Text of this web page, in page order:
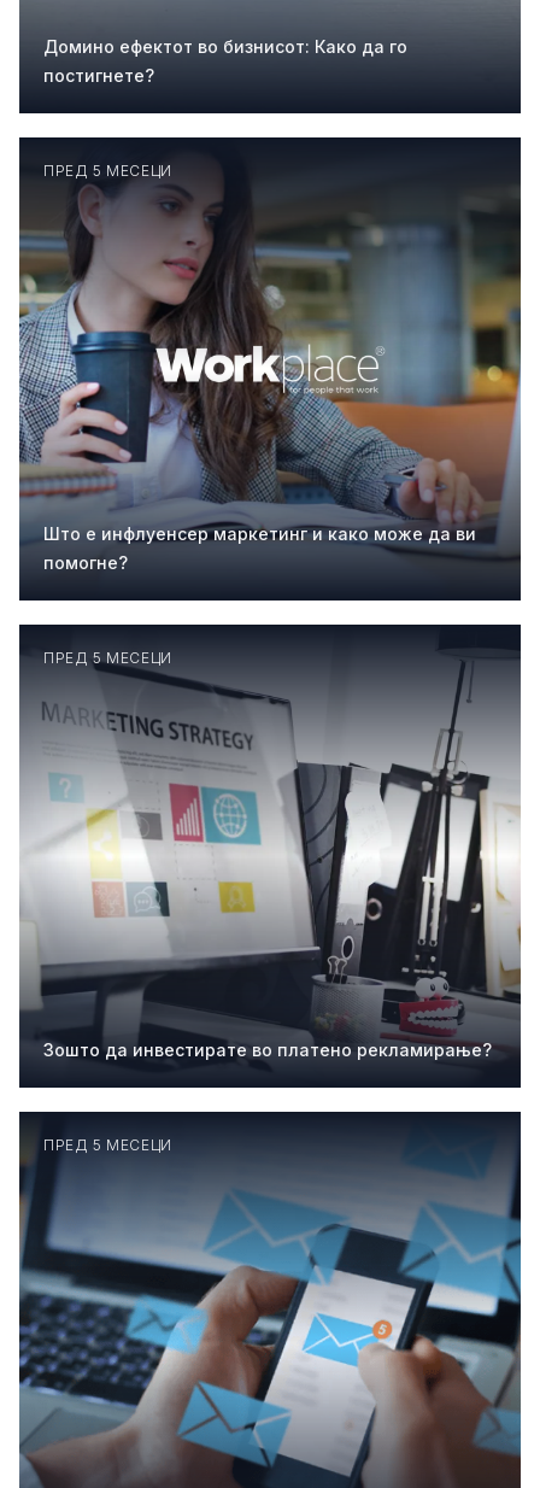
Домино ефектот во бизнисот: Како да го
постигнете?
ПРЕД 5 МЕСЕЦИ
Што е инфлуенсер маркетинг и како може да ви
помогне?
ПРЕД 5 МЕСЕЦИ
Зошто да инвестирате во платено рекламирање?
ПРЕД 5 МЕСЕЦИ